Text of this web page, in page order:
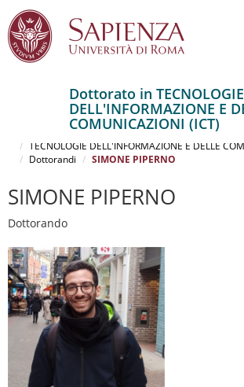
contenuto
principale
Dottorato in TECNOLOGIE
DELL'INFORMAZIONE E
COMUNICAZIONI (ICT)
TECNOLOGIE DELL'INFORMAZIONE E DELLE
Dottorandi
SIMONE PIPERNO
SIMONE PIPERNO
Dottorando